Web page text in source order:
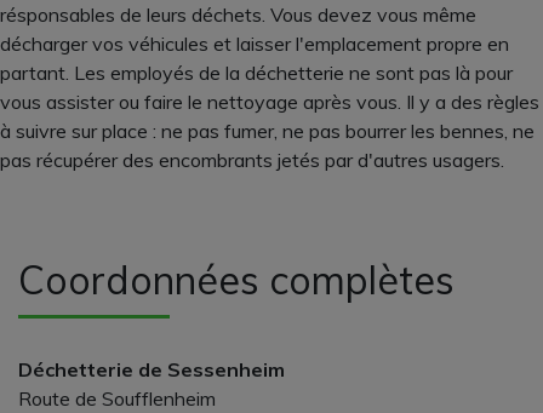
résponsables de leurs déchets. Vous devez vous même
décharger vos véhicules et laisser l'emplacement propre en
partant. Les employés de la déchetterie ne sont pas là pour
vous assister ou faire le nettoyage après vous. Il y a des règles
à suivre sur place : ne pas fumer, ne pas bourrer les bennes, ne
pas récupérer des encombrants jetés par d'autres usagers.
Coordonnées complètes
Déchetterie de Sessenheim
Route de Soufflenheim